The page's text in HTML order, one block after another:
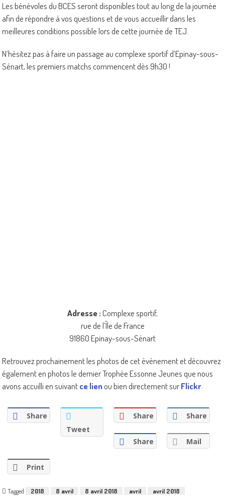
Les bénévoles du BCES seront disponibles tout au long de la journée
afin de répondre à vos questions et de vous accueillir dans les
meilleures conditions possible lors de cette journée de TEJ.
N’hésitez pas à faire un passage au complexe sportif d’Epinay-sous-
Sénart, les premiers matchs commencent dès 9h30 !
Adresse :Complexe sportif,
rue de l’Île de France
91860 Epinay-sous-Sénart
Retrouvez prochainement les photos de cet événement et découvrez
également en photos le dernier Trophée Essonne Jeunes que nous
avons accuilli en suivantce lienou bien directement surFlickr.
Share
Tweet
Share Share
Share Mail
Print
Tagged 2018 8 avril 8 avril 2018 avril avril 2018